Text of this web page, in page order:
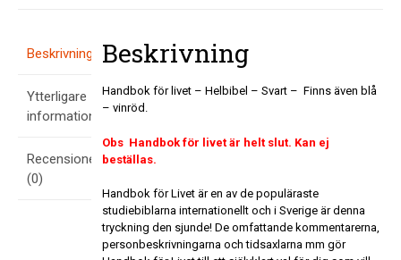
OBS
SLUT!
Beskrivning
Ytterligare
information
Recensioner
(0)
Beskrivning
Handbok för livet – Helbibel – Svart – Finns även blå
– vinröd.
Obs Handbok för livet är helt slut. Kan ej
beställas.
Handbok för Livet är en av de populäraste
studiebiblarna internationellt och i Sverige är denna
tryckning den sjunde! De omfattande kommentarerna,
personbeskrivningarna och tidsaxlarna mm gör